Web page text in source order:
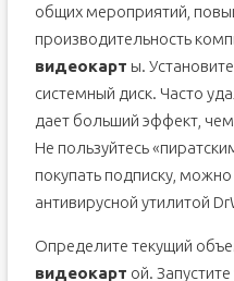
общих мероприятий,
производительность
видеокарт ы.
системный диск. Часто
дает больший эффект,
Не пользуйтесь
покупать подписку,
антивирусной утилитой
Определите текущий
видеокарт ой.